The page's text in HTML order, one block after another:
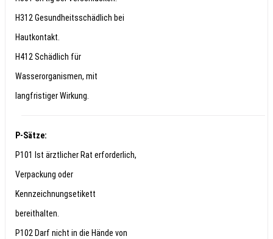
H312 Gesundheitsschädlich bei
Hautkontakt.
H412 Schädlich für
Wasserorganismen, mit
langfristiger Wirkung.
P-Sätze:
P101 Ist ärztlicher Rat erforderlich,
Verpackung oder
Kennzeichnungsetikett
bereithalten.
P102 Darf nicht in die Hände von